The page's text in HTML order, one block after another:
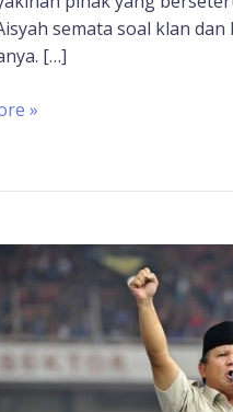
semata soal klan
[…]
»